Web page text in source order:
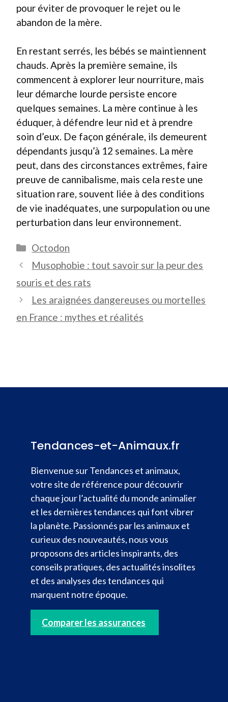
pour éviter de provoquer le rejet ou le
abandon de la mère.
En restant serrés, les bébés se maintiennent
chauds. Après la première semaine, ils
commencent à explorer leur nourriture, mais
leur démarche lourde persiste encore
quelques semaines. La mère continue à les
éduquer, à défendre leur nid et à prendre
soin d’eux. De façon générale, ils demeurent
dépendants jusqu’à 12 semaines. La mère
peut, dans des circonstances extrêmes, faire
preuve de cannibalisme, mais cela reste une
situation rare, souvent liée à des conditions
de vie inadéquates, une surpopulation ou une
perturbation dans leur environnement.
Catégories
Octodon
Musophobie : tout savoir sur la peur des
souris et des rats
Les araignées dangereuses ou mortelles
en France : mythes et réalités
Tendances-et-Animaux.fr
Bienvenue sur Tendances et animaux,
votre site de référence pour découvrir
chaque jour l’actualité du monde animalier
et les dernières tendances qui font vibrer
la planète. Passionnés par les animaux et
curieux des nouveautés, nous vous
proposons des articles inspirants, des
conseils pratiques, des actualités insolites
et des analyses des tendances qui
marquent notre époque.
Comparer les assurances